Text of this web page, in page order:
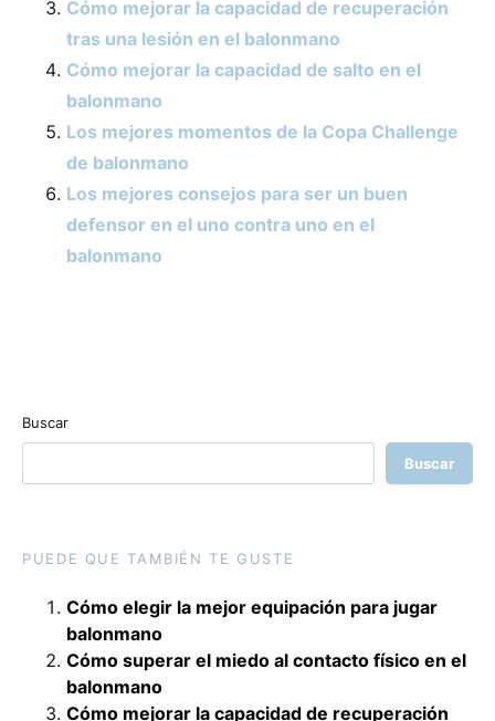
Cómo mejorar la capacidad de recuperación
tras una lesión en el balonmano
Cómo mejorar la capacidad de salto en el
balonmano
Los mejores momentos de la Copa Challenge
de balonmano
Los mejores consejos para ser un buen
defensor en el uno contra uno en el
balonmano
Buscar
Buscar
PUEDE QUE TAMBIÉN TE GUSTE
Cómo elegir la mejor equipación para jugar
balonmano
Cómo superar el miedo al contacto físico en el
balonmano
Cómo mejorar la capacidad de recuperación